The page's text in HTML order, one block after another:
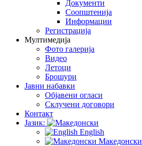
Документи
Соопштенија
Информации
Регистрација
Мултимедија
Фото галерија
Видео
Летоци
Брошури
Јавни набавки
Објавени огласи
Склучени договори
Контакт
Јазик:
English
Македонски